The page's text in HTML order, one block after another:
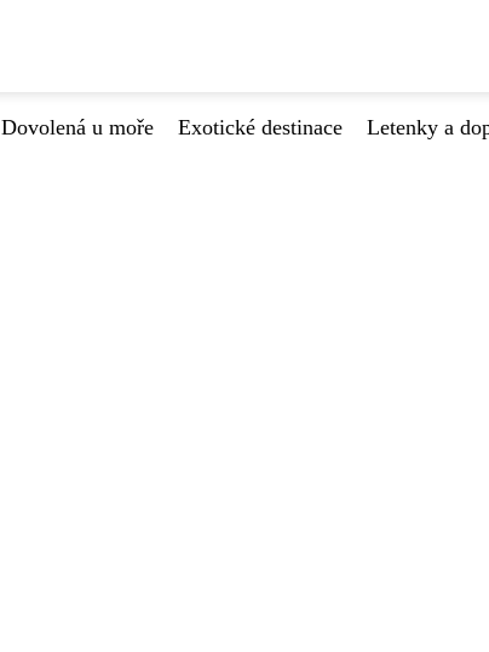
Dovolená u moře Exotické destinace Letenky a